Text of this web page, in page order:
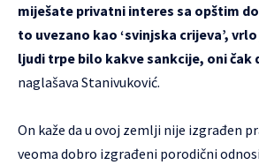
miješate privatni interes sa opštim
to uvezano kao ‘svinjska crijeva’,
ljudi trpe bilo kakve sankcije, oni čak
naglašava Stanivuković.
On kaže da u ovoj zemlji nije izgrađen
veoma dobro izgrađeni porodični